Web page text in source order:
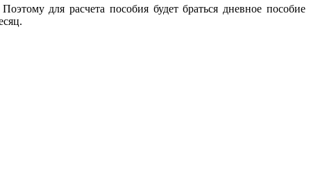
для расчета пособия будет браться дневное пособие